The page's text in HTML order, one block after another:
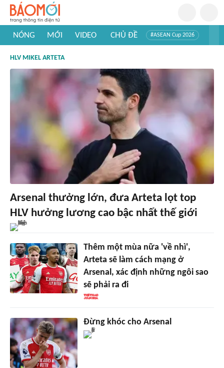
NÓNG MỚI VIDEO CHỦ ĐỀ #ASEAN Cup 2026
#Khám phá Việt Nam
HLV MIKEL ARTETA
Arsenal thưởng lớn, đưa Arteta lọt top
HLV hưởng lương cao bậc nhất thế giới
Thêm một mùa nữa 'về nhì',
Arteta sẽ làm cách mạng ở
Arsenal, xác định những ngôi sao
sẽ phải ra đi
Đừng khóc cho Arsenal